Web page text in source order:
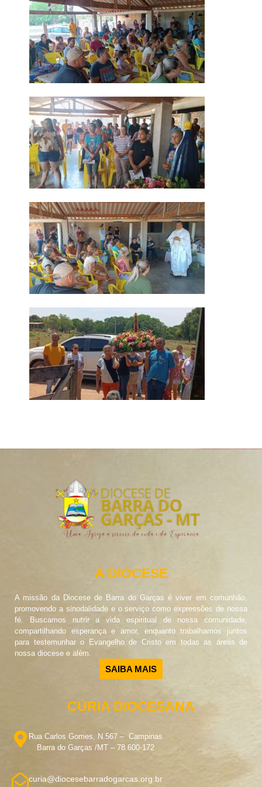
A DIOCESE
A missão da Diocese de Barra do Garças é viver em comunhão,
promovendo a sinodalidade e o serviço como expressões de nossa
fé. Buscamos nutrir a vida espiritual de nossa comunidade,
compartilhando esperança e amor, enquanto trabalhamos juntos
para testemunhar o Evangelho de Cristo em todas as áreas de
nossa diocese e além.
SAIBA MAIS
CÚRIA DIOCESANA
Rua Carlos Gomes, N.567 – Campinas
Barra do Garças /MT – 78.600-172
curia@diocesebarradogarcas.org.br